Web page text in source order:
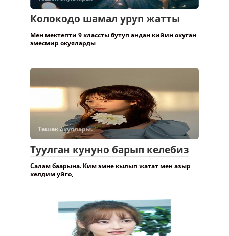
Төшөк окуялары.
Колокодо шамал уруп жатты
Мен мектепти 9 классты бутуп андан кийин окуган
Төшөк окуялары.
Туулган кунуно барып келебиз
Салам баарына. Ким эмне кылып жатат мен азыр